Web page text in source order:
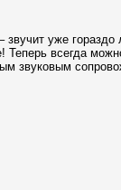
звучит уже
всегда
звуковым